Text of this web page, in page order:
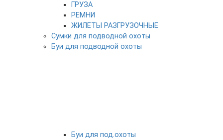
ГРУЗА
РЕМНИ
ЖИЛЕТЫ РАЗГРУЗОЧНЫЕ
Сумки для подводной охоты
Буи для подводной охоты
Буи для под.охоты